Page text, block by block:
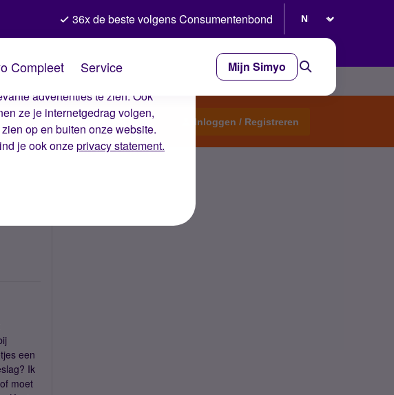
wij ervoor dat je ervaring op de
advertenties te zien. Ook
ze je internetgedrag volgen,
op en buiten onze website.
je ook onzeprivacy statement.
36x de beste volgens Consumentenbond
Compleet Service Mijn Simyo
Start een topic Inloggen / Registreren
een
Ik
moet